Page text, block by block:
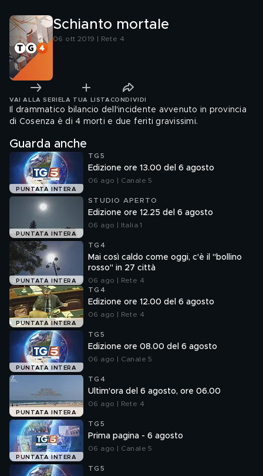
Schianto mortale
06 ott 2019 | Rete 4
VAI ALLA SERIE LA TUA LISTA CONDIVIDI
Il drammatico bilancio dell'incidente avvenuto in provincia
di Cosenza è di 4 morti e due feriti gravissimi.
Guarda anche
PUNTATA INTERA
TG5
Edizione ore 13.00 del 6 agosto
06 ago | Canale 5
PUNTATA INTERA
STUDIO APERTO
Edizione ore 12.25 del 6 agosto
06 ago | Italia 1
PUNTATA INTERA
TG4
Mai così caldo come oggi, c'è il "bollino
rosso" in 27 città
06 ago | Rete 4
PUNTATA INTERA
TG4
Edizione ore 12.00 del 6 agosto
06 ago | Rete 4
PUNTATA INTERA
TG5
Edizione ore 08.00 del 6 agosto
06 ago | Canale 5
PUNTATA INTERA
TG4
Ultim'ora del 6 agosto, ore 06.00
06 ago | Rete 4
PUNTATA INTERA
TG5
Prima pagina - 6 agosto
06 ago | Canale 5
TG5